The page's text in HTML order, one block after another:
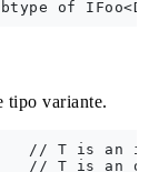
tipo variante.
// T is an
// T is an